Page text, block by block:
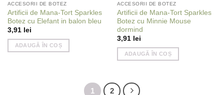
ACCESORII DE BOTEZ
Artificii de Mana-Tort Sparkles
Botez cu Elefant in balon bleu
3,91 lei
ADAUGĂ ÎN COȘ
ACCESORII DE BOTEZ
Artificii de Mana-Tort Sparkles
Botez cu Minnie Mouse
dormind
3,91 lei
ADAUGĂ ÎN COȘ
1 2